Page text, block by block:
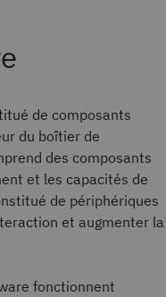
de composants
du boîtier de
des composants
et les capacités de
de périphériques
et augmenter la
fonctionnent